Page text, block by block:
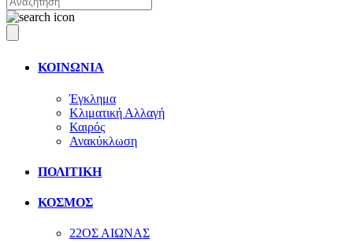
ΚΟΙΝΩΝΙΑ
Έγκλημα
Κλιματική Αλλαγή
Καιρός
Ανακύκλωση
ΠΟΛΙΤΙΚΗ
ΚΟΣΜΟΣ
22ΟΣ ΑΙΩΝΑΣ